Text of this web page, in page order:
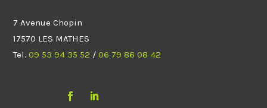
7 Avenue Chopin
17570 LES MATHES
Tel.09 53 94 35 52 /06 79 86 08 42